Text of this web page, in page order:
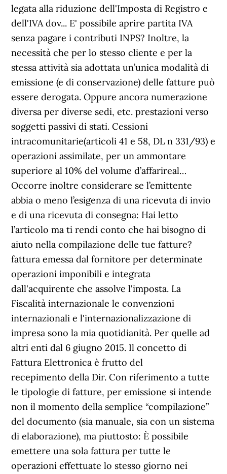
legata alla riduzione dell'Imposta di Registro e
dell'IVA dov... E' possibile aprire partita IVA
senza pagare i contributi INPS? Inoltre, la
necessità che per lo stesso cliente e per la
stessa attività sia adottata un’unica modalità di
emissione (e di conservazione) delle fatture può
essere derogata. Oppure ancora numerazione
diversa per diverse sedi, etc. prestazioni verso
soggetti passivi di stati. Cessioni
intracomunitarie(articoli 41 e 58, DL n 331/93) e
operazioni assimilate, per un ammontare
superiore al 10% del volume d’affarireal…
Occorre inoltre considerare se l’emittente
abbia o meno l’esigenza di una ricevuta di invio
e di una ricevuta di consegna: Hai letto
l’articolo ma ti rendi conto che hai bisogno di
aiuto nella compilazione delle tue fatture?
fattura emessa dal fornitore per determinate
operazioni imponibili e integrata
dall'acquirente che assolve l'imposta. La
Fiscalità internazionale le convenzioni
internazionali e l'internazionalizzazione di
impresa sono la mia quotidianità. Per quelle ad
altri enti dal 6 giugno 2015. Il concetto di
Fattura Elettronica è frutto del
recepimento della Dir. Con riferimento a tutte
le tipologie di fatture, per emissione si intende
non il momento della semplice “compilazione”
del documento (sia manuale, sia con un sistema
di elaborazione), ma piuttosto: È possibile
emettere una sola fattura per tutte le
operazioni effettuate lo stesso giorno nei